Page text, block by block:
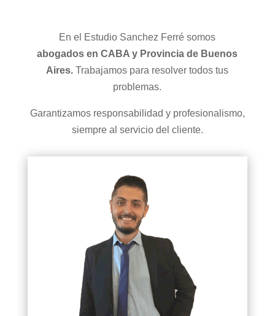
En el Estudio Sanchez Ferré somos
abogados en CABA y Provincia de Buenos
Aires. Trabajamos para resolver todos tus
problemas.
Garantizamos responsabilidad y profesionalismo,
siempre al servicio del cliente.